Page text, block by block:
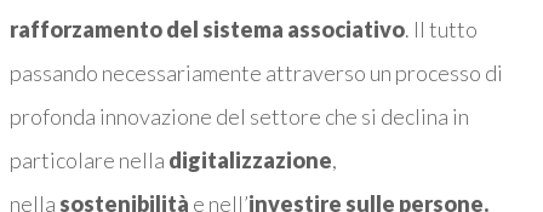
rafforzamento del sistema associativo. Il tutto
passando necessariamente attraverso un processo di
profonda innovazione del settore che si declina in
particolare nella digitalizzazione,
nella sostenibilità e nell’investire sulle persone.